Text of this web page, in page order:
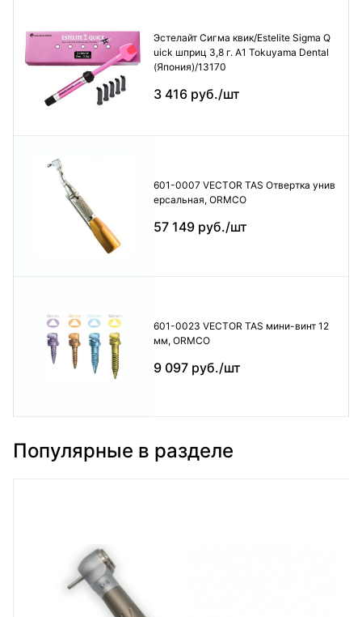
Эстелайт Сигма квик/Estelite Sigma Q
uick шприц 3,8 г. А1 Tokuyama Dental
(Япония)/13170
3 416 руб./шт
601-0007 VECTOR TAS Отвертка унив
ерсальная, ORMCO
57 149 руб./шт
601-0023 VECTOR TAS мини-винт 12
мм, ORMCO
9 097 руб./шт
Популярные в разделе